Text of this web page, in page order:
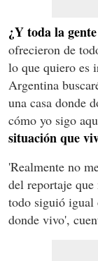
¿Y toda la
ofrecieron de
lo que quiero es
Argentina
una casa donde
cómo yo sigo
situación que
'Realmente no
del reportaje
todo siguió igual
donde vivo',